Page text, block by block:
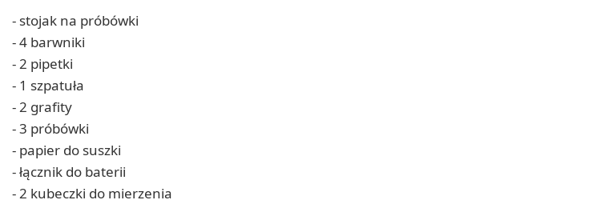
- stojak na próbówki
- 4 barwniki
- 2 pipetki
- 1 szpatuła
- 2 grafity
- 3 próbówki
- papier do suszki
- łącznik do baterii
- 2 kubeczki do mierzenia